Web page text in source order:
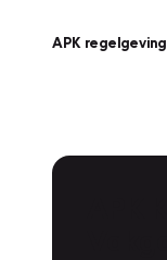
APK regelgeving